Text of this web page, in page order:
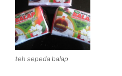
teh sepeda balap